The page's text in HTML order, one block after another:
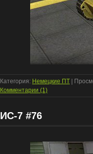
Категория: Немецкие ПТ |
Комментарии (1)
ИС-7 #76